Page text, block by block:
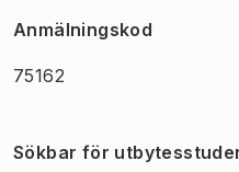
Anmälningskod
75162
Sökbar för